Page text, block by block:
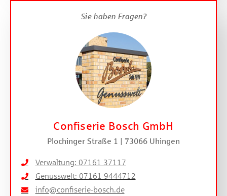
Sie haben Fragen?
Confiserie Bosch GmbH
Plochinger Straße 1 | 73066 Uhingen
Verwaltung: 07161 37117
Genusswelt: 07161 9444712
info@confiserie-bosch.de